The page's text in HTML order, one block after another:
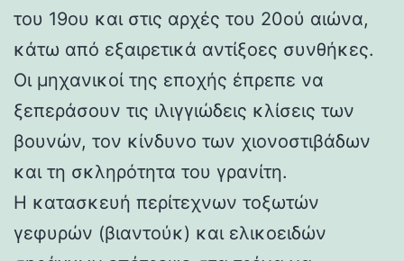
του 19ου και στις αρχές του 20ού αιώνα,
κάτω από εξαιρετικά αντίξοες συνθήκες.
Οι μηχανικοί της εποχής έπρεπε να
ξεπεράσουν τις ιλιγγιώδεις κλίσεις των
βουνών, τον κίνδυνο των χιονοστιβάδων
και τη σκληρότητα του γρανίτη.
Η κατασκευή περίτεχνων τοξωτών
γεφυρών (βιαντούκ) και ελικοειδών